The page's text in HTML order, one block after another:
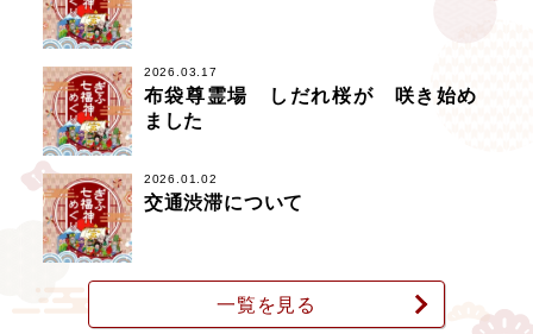
2026.03.17
布袋尊霊場 しだれ桜が 咲き始め
ました
2026.01.02
交通渋滞について
一覧を見る